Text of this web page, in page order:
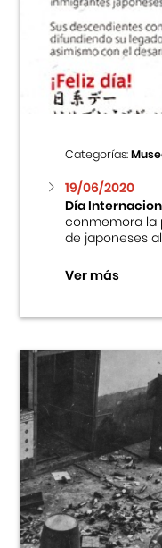
Categorías:
19/06/2020
Día
conmemora la
de japoneses
Ver más